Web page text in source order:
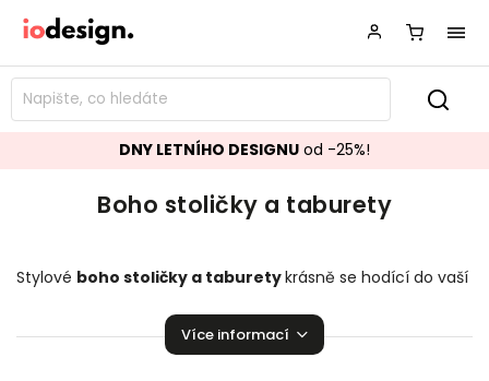
DNY LETNÍHO DESIGNU od -25%!
Boho stoličky a taburety
Stylové boho stoličky a taburetykrásně se hodící do vaší
budou ozdobou vaší domácnosti!
Více informací